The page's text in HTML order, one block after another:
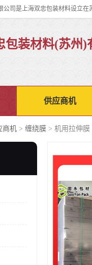
包装材料(苏州)
供应商机
商机 > 缠绕膜 > 机用拉伸膜